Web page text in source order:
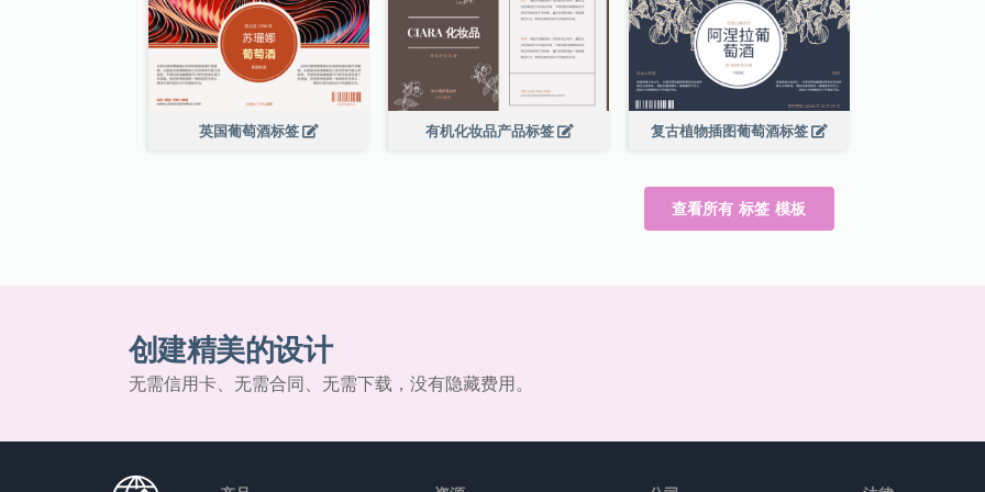
英国葡萄酒标签 有机化妆品产品标签 复古植物插图葡萄酒标签
查看所有 标签 模板
创建精美的设计
无需信用卡、无需合同、无需下载，没有隐藏费用。